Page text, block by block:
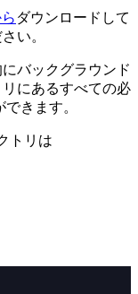
ダウンロードして
い。
バックグラウンド
にあるすべての必
きます。
トリは